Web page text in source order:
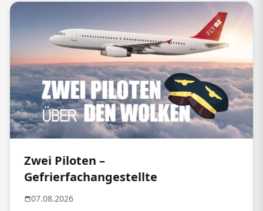
Zwei Piloten –
Gefrierfachangestellte
07.08.2026